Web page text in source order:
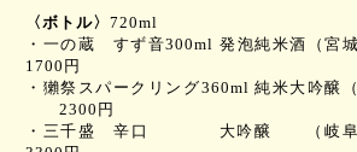
〈ボトル〉 720ml
・一の蔵 すず音300ml発泡純米酒（宮城
1700 円
・獺祭 スパークリング360ml 純米大吟醸
2300 円
・三千盛 辛口 大吟醸 （岐阜